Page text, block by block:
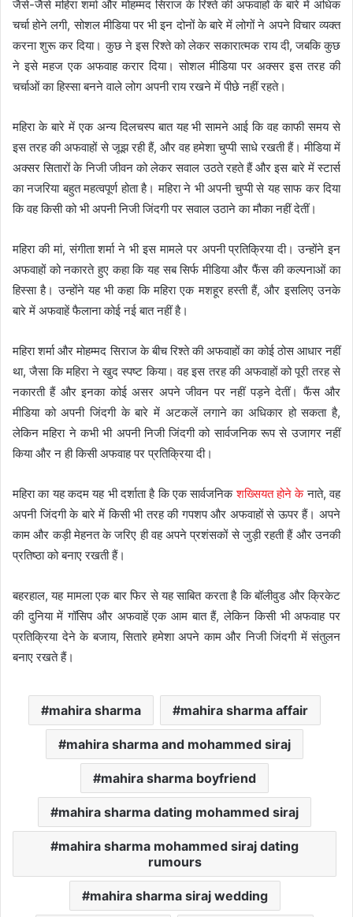
जैसे-जैसे महिरा शर्मा और मोहम्मद सिराज के रिश्ते की अफवाहों के बारे में अधिक
चर्चा होने लगी, सोशल मीडिया पर भी इन दोनों के बारे में लोगों ने अपने विचार व्यक्त
करना शुरू कर दिया। कुछ ने इस रिश्ते को लेकर सकारात्मक राय दी, जबकि कुछ
ने इसे महज एक अफवाह करार दिया। सोशल मीडिया पर अक्सर इस तरह की
चर्चाओं का हिस्सा बनने वाले लोग अपनी राय रखने में पीछे नहीं रहते।
महिरा के बारे में एक अन्य दिलचस्प बात यह भी सामने आई कि वह काफी समय से
इस तरह की अफवाहों से जूझ रही हैं, और वह हमेशा चुप्पी साधे रखती हैं। मीडिया में
अक्सर सितारों के निजी जीवन को लेकर सवाल उठते रहते हैं और इस बारे में स्टार्स
का नजरिया बहुत महत्वपूर्ण होता है। महिरा ने भी अपनी चुप्पी से यह साफ कर दिया
कि वह किसी को भी अपनी निजी जिंदगी पर सवाल उठाने का मौका नहीं देतीं।
महिरा की मां, संगीता शर्मा ने भी इस मामले पर अपनी प्रतिक्रिया दी। उन्होंने इन
अफवाहों को नकारते हुए कहा कि यह सब सिर्फ मीडिया और फैंस की कल्पनाओं का
हिस्सा है। उन्होंने यह भी कहा कि महिरा एक मशहूर हस्ती हैं, और इसलिए उनके
बारे में अफवाहें फैलाना कोई नई बात नहीं है।
महिरा शर्मा और मोहम्मद सिराज के बीच रिश्ते की अफवाहों का कोई ठोस आधार नहीं
था, जैसा कि महिरा ने खुद स्पष्ट किया। वह इस तरह की अफवाहों को पूरी तरह से
नकारती हैं और इनका कोई असर अपने जीवन पर नहीं पड़ने देतीं। फैंस और
मीडिया को अपनी जिंदगी के बारे में अटकलें लगाने का अधिकार हो सकता है,
लेकिन महिरा ने कभी भी अपनी निजी जिंदगी को सार्वजनिक रूप से उजागर नहीं
किया और न ही किसी अफवाह पर प्रतिक्रिया दी।
महिरा का यह कदम यह भी दर्शाता है कि एक सार्वजनिकशख्सियत होने केनाते, वह
अपनी जिंदगी के बारे में किसी भी तरह की गपशप और अफवाहों से ऊपर हैं। अपने
काम और कड़ी मेहनत के जरिए ही वह अपने प्रशंसकों से जुड़ी रहती हैं और उनकी
प्रतिष्ठा को बनाए रखती हैं।
बहरहाल, यह मामला एक बार फिर से यह साबित करता है कि बॉलीवुड और क्रिकेट
की दुनिया में गॉसिप और अफवाहें एक आम बात हैं, लेकिन किसी भी अफवाह पर
प्रतिक्रिया देने के बजाय, सितारे हमेशा अपने काम और निजी जिंदगी में संतुलन
बनाए रखते हैं।
mahira sharma mahira sharma affair
mahira sharma and mohammed siraj
mahira sharma boyfriend
mahira sharma dating mohammed siraj
mahira sharma mohammed siraj dating
rumours
mahira sharma siraj wedding